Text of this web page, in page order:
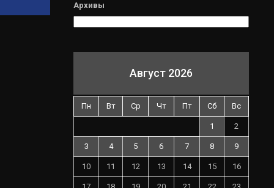
Архивы
Август 2026
Пн Вт Ср Чт Пт Сб Вс
1 2
3 4 5 6 7 8 9
10 11 12 13 14 15 16